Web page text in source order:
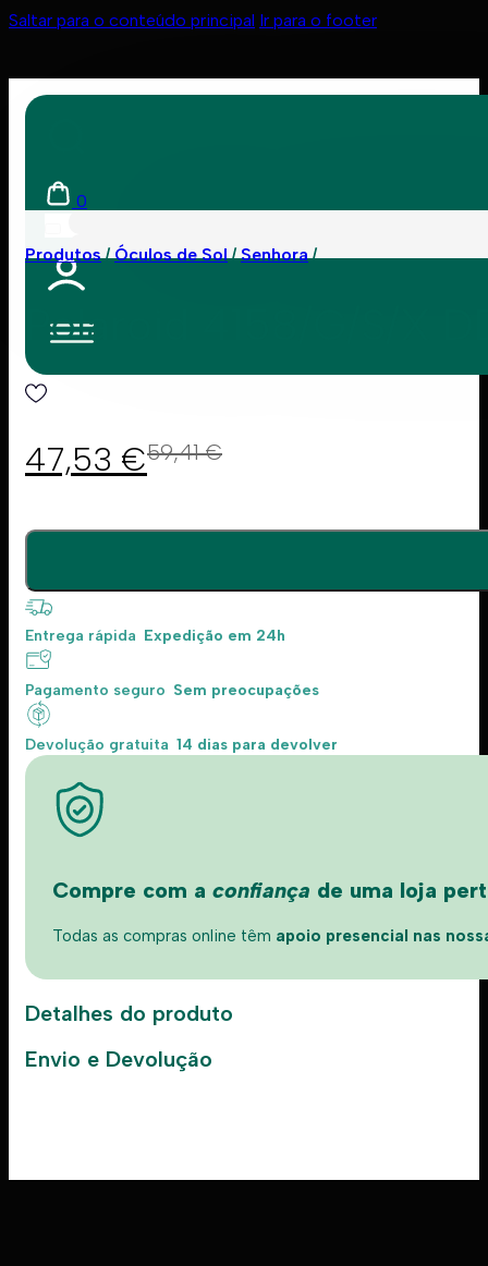
Saltar para o conteúdo principal Ir para o footer
0
Produtos Óculos de Sol Senhora
Polaroid 4158/G/S/X
59,41€
47,53 €
Entrega rápida Expedição em 24h
Pagamento seguro Sem preocupações
Devolução gratuita 14 dias para devolver
Compre com a confiança de uma loja
Todas as compras online têm apoio presencial nas
Detalhes do produto
Envio e Devolução